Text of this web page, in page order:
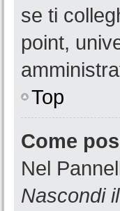
se ti
point,
Top
Come
Nel
Nascondi